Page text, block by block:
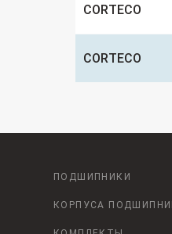
CORTECO
CORTECO
ПОДШИПНИКИ
КОРПУСА